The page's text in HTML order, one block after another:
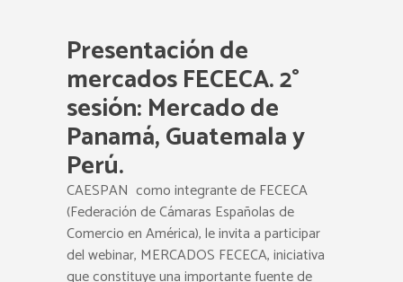
Presentación de
mercados FECECA. 2°
sesión: Mercado de
Panamá, Guatemala y
Perú.
CAESPAN como integrante de FECECA
(Federación de Cámaras Españolas de
Comercio en América), le invita a participar
del webinar, MERCADOS FECECA, iniciativa
que constituye una importante fuente de